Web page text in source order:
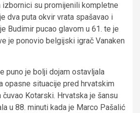
izbornici su promijenili kompletne
dva puta okvir vrata spašavao i
Budimir pucao glavom u 61. te je
je ponovio belgijski igrač Vanaken
puno je bolji dojam ostavljala
opasne situacije pred hrvatskim
čuvao Kotarski. Hrvatska je šansu
u 88. minuti kada je Marco Pašalić